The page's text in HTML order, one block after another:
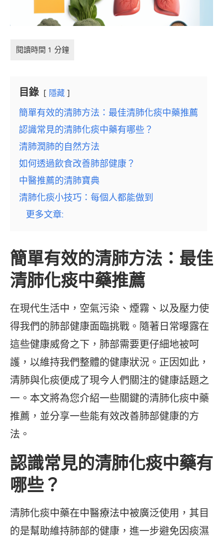
目錄 隱藏
簡單有效的清肺方法：最佳清肺化痰中藥推薦
認識常見的清肺化痰中藥有哪些？
清肺潤肺的自然方法
如何透過飲食改善肺部健康？
中醫推薦的清肺寶典
清肺化痰小技巧：每個人都能做到
更多文章:
簡單有效的清肺方法：最佳
清肺化痰中藥推薦
在現代生活中，空氣污染、煙霧、以及壓力使
得我們的肺部健康面臨挑戰。隨著日常曝露在
這些健康威脅之下，肺部需要更仔細地被呵
護，以維持我們整體的健康狀況。正因如此，
清肺與化痰便成了現今人們關注的健康話題之
一。本文將為您介紹一些關鍵的清肺化痰中藥
推薦，並分享一些能有效改善肺部健康的方
法。
認識常見的清肺化痰中藥有
哪些？
清肺化痰中藥在中醫療法中被廣泛使用，其目
的是幫助維持肺部的健康，進一步避免因痰濕